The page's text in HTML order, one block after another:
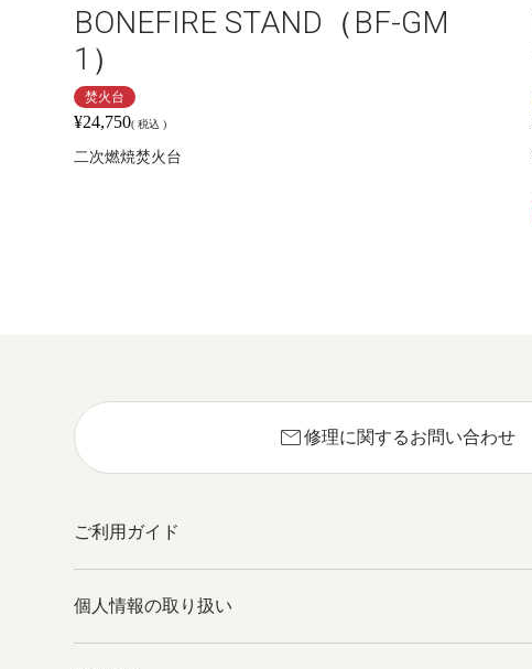
BONEFIRE STAND（BF-GM
1）
焚火台
¥24,750 税込
二次燃焼焚火台
mail修理に関するお問い合わせ
ご利用ガイド
個人情報の取り扱い